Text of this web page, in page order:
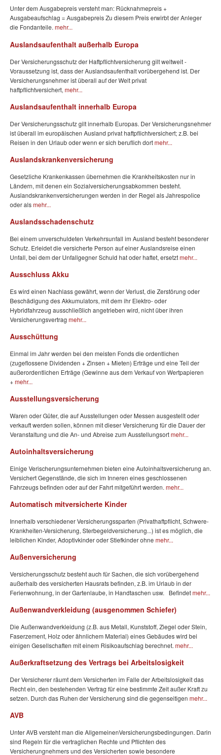
Unter dem Ausgabepreis versteht man: Rücknahmepreis +
Ausgabeaufschlag = Ausgabepreis Zu diesem Preis erwirbt der Anleger
die Fondanteile.mehr...
Auslandsaufenthalt außerhalb Europa
Der Versicherungsschutz der Haftpflichtversicherung gilt weltweit -
Voraussetzung ist, dass der Auslandsaufenthalt vorübergehend ist. Der
Versicherungsnehmer ist überall auf der Welt privat
haftpflichtversichert, mehr...
Auslandsaufenthalt innerhalb Europa
Der Versicherungsschutz gilt innerhalb Europas. Der Versicherungsnehmer
ist überall im europäischen Ausland privat haftpflichtversichert; z.B. bei
Reisen in den Urlaub oder wenn er sich beruflich dortmehr...
Auslandskrankenversicherung
Gesetzliche Krankenkassen übernehmen die Krankheitskosten nur in
Ländern, mit denen ein Sozialversicherungsabkommen besteht.
Auslandskrankenversicherungen werden in der Regel als Jahrespolice
oder alsmehr...
Auslandsschadenschutz
Bei einem unverschuldeten Verkehrsunfall im Ausland besteht besonderer
Schutz. Erleidet die versicherte Person auf einer Auslandsreise einen
Unfall, bei dem der Unfallgegner Schuld hat oder haftet, ersetztmehr...
Ausschluss Akku
Es wird einen Nachlass gewährt, wenn der Verlust, die Zerstörung oder
Beschädigung des Akkumulators, mit dem ihr Elektro- oder
Hybridfahrzeug ausschließlich angetrieben wird, nicht über ihren
Versicherungsvertrag mehr...
Ausschüttung
Einmal im Jahr werden bei den meisten Fonds die ordentlichen
(zugeflossene Dividenden + Zinsen + Mieten) Erträge und eine Teil der
außerordentlichen Erträge (Gewinne aus dem Verkauf von Wertpapieren
+mehr...
Ausstellungsversicherung
Waren oder Güter, die auf Ausstellungen oder Messen ausgestellt oder
verkauft werden sollen, können mit dieser Versicherung für die Dauer der
Veranstaltung und die An- und Abreise zum Ausstellungsortmehr...
Autoinhaltsversicherung
Einige Verischerungsunternehmen bieten eine Autoinhaltsversicherung an.
Versichert Gegenstände, die sich im Inneren eines geschlossenen
Fahrzeugs befinden oder auf der Fahrt mitgeführt werden. mehr...
Automatisch mitversicherte Kinder
Innerhalb verschiedener Versicherungssparten (Privathaftpflicht, Schwere-
Krankheiten-Versicherung, Sterbegeldversicherung...) ist es möglich, die
leiblichen Kinder, Adoptivkinder oder Stiefkinder ohne mehr...
Außenversicherung
Versicherungsschutz besteht auch für Sachen, die sich vorübergehend
außerhalb des versicherten Hausrats befinden, z.B. im Urlaub in der
Ferienwohnung, in der Gartenlaube, in Handtaschen usw. Befindetmehr...
Außenwandverkleidung (ausgenommen Schiefer)
Die Außenwandverkleidung (z.B. aus Metall, Kunststoff, Ziegel oder Stein,
Faserzement, Holz oder ähnlichem Material) eines Gebäudes wird bei
einigen Gesellschaften mit einem Risikoaufschlag berechnet. mehr...
Außerkraftsetzung des Vertrags bei Arbeitslosigkeit
Der Versicherer räumt dem Versicherten im Falle der Arbeitslosigkeit das
Recht ein, den bestehenden Vertrag für eine bestimmte Zeit außer Kraft zu
setzen. Durch das Ruhen der Versicherung sind die gegenseitigen mehr...
AVB
Unter AVB versteht man die AllgemeinenVersicherungsbedingungen. Darin
sind Regeln für die vertraglichen Rechte und Pflichten des
Versicherungnehmers und des Versicherten sowie besondere